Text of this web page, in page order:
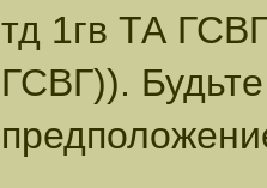
тд 1гв ТА
ГСВГ)).